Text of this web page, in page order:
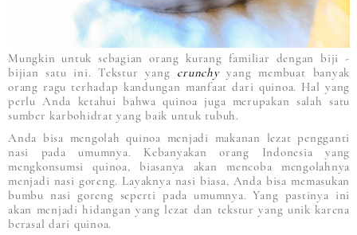
Mungkin untuk sebagian orang kurang familiar dengan biji -
bijian satu ini. Tekstur yang crunchyyang membuat banyak
orang ragu terhadap kandungan manfaat dari quinoa. Hal yang
perlu Anda ketahui bahwa quinoa juga merupakan salah satu
sumber karbohidrat yang baik untuk tubuh.
Anda bisa mengolah quinoa menjadi makanan lezat pengganti
nasi pada umumnya. Kebanyakan orang Indonesia yang
mengkonsumsi quinoa, biasanya akan mencoba mengolahnya
menjadi nasi goreng. Layaknya nasi biasa, Anda bisa memasukan
bumbu nasi goreng seperti pada umumnya. Yang pastinya ini
akan menjadi hidangan yang lezat dan tekstur yang unik karena
berasal dari quinoa.